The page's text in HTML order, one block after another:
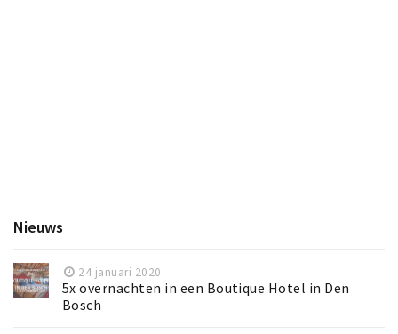
Nieuws
24 januari 2020
5x overnachten in een Boutique Hotel in Den
Bosch